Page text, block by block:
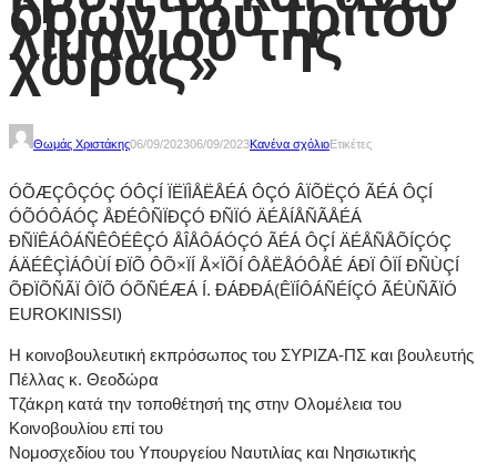
όρων του τρίτου
λιμανιού της
χώρας»
Θωμάς Χριστάκης06/09/202306/09/2023Κανένα σχόλιοΕτικέτες
ÓÕÆÇÔÇÓÇ ÓÔÇÍ ÏËÏÌÅËÅÉÁ ÔÇÓ ÂÏÕËÇÓ ÃÉÁ ÔÇÍ
ÓÕÓÔÁÓÇ ÅÐÉÔÑÏÐÇÓ ÐÑÏÓ ÄÉÅÍÅÑÃÅÉÁ
ÐÑÏÊÁÔÁÑÊÔÉÊÇÓ ÅÎÅÔÁÓÇÓ ÃÉÁ ÔÇÍ ÄÉÅÑÅÕÍÇÓÇ
ÁÄÉÊÇÌÁÔÙÍ ÐÏÕ ÔÕ×ÏÍ Å×ÏÕÍ ÔÅËÅÓÔÅÉ ÁÐÏ ÔÏÍ ÐÑÙÇÍ
ÕÐÏÕÑÃÏ ÔÏÕ ÓÕÑÉÆÁ Í. ÐÁÐÐÁ(ÊÏÍÔÁÑÉÍÇÓ ÃÉÙÑÃÏÓ
EUROKINISSI)
Η κοινοβουλευτική εκπρόσωπος του ΣΥΡΙΖΑ-ΠΣ και βουλευτής
Πέλλας κ. Θεοδώρα
Τζάκρη κατά την τοποθέτησή της στην Ολομέλεια του
Κοινοβουλίου επί του
Νομοσχεδίου του Υπουργείου Ναυτιλίας και Νησιωτικής